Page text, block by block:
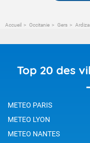
Accueil Occitanie Gers
Top 20 des
METEO PARIS
METEO LYON
METEO NANTES